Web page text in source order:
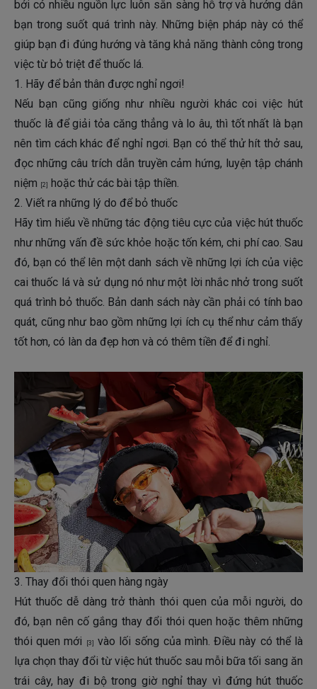
bởi có nhiều nguồn lực luôn sẵn sàng hỗ trợ và hướng dẫn
bạn trong suốt quá trình này. Những biện pháp này có thể
giúp bạn đi đúng hướng và tăng khả năng thành công trong
việc từ bỏ triệt để thuốc lá.
1. Hãy để bản thân được nghỉ ngơi!
Nếu bạn cũng giống như nhiều người khác coi việc hút
thuốc là để giải tỏa căng thẳng và lo âu, thì tốt nhất là bạn
nên tìm cách khác để nghỉ ngơi. Bạn có thể thử hít thở sau,
đọc những câu trích dẫn truyền cảm hứng, luyện tập chánh
niệm
[2] hoặc thử các bài tập thiền.
2. Viết ra những lý do để bỏ thuốc
Hãy tìm hiểu về những tác động tiêu cực của việc hút thuốc
như những vấn đề sức khỏe hoặc tốn kém, chi phí cao. Sau
đó, bạn có thể lên một danh sách về những lợi ích của việc
cai thuốc lá và sử dụng nó như một lời nhắc nhở trong suốt
quá trình bỏ thuốc. Bản danh sách này cần phải có tính bao
quát, cũng như bao gồm những lợi ích cụ thể như cảm thấy
tốt hơn, có làn da đẹp hơn và có thêm tiền để đi nghỉ.
3. Thay đổi thói quen hàng ngày
Hút thuốc dễ dàng trở thành thói quen của mỗi người, do
đó, bạn nên cố gắng thay đổi thói quen hoặc thêm những
thói quen mới
[3]
vào lối sống của mình. Điều này có thể là
lựa chọn thay đổi từ việc hút thuốc sau mỗi bữa tối sang ăn
trái cây, hay đi bộ trong giờ nghỉ thay vì đứng hút thuốc